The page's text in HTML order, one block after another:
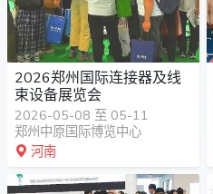
2026郑州国际连接器及线
束设备展览会
2026-05-08 至 05-11
郑州中原国际博览中心
河南